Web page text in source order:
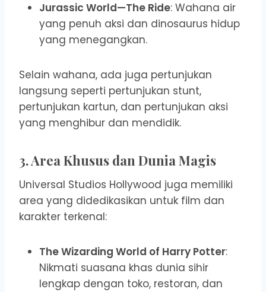
Jurassic World—The Ride: Wahana air
yang penuh aksi dan dinosaurus hidup
yang menegangkan.
Selain wahana, ada juga pertunjukan
langsung seperti pertunjukan stunt,
pertunjukan kartun, dan pertunjukan aksi
yang menghibur dan mendidik.
3. Area Khusus dan Dunia Magis
Universal Studios Hollywood juga memiliki
area yang didedikasikan untuk film dan
karakter terkenal:
The Wizarding World of Harry Potter:
Nikmati suasana khas dunia sihir
lengkap dengan toko, restoran, dan